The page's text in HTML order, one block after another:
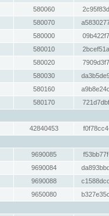
580060
580070
580000
580010
580020
580030
580160
580170
42840453
9690085
9690084
9690088
9650080